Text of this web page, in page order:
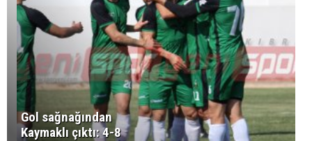
Gol sağnağından
Kaymaklı çıktı: 4-8